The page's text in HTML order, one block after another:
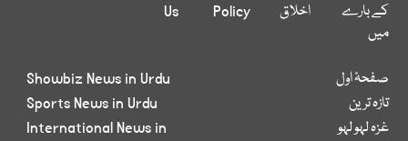
کے بارے
میں
اخلاق Policy
Us
صفحۂ اول
تازہ ترین
غزہ لہو لہو
Showbiz News in Urdu
Sports News in Urdu
International News in